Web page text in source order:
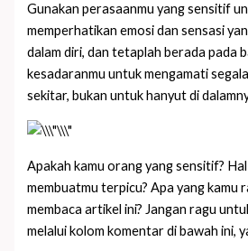
Gunakan perasaanmu yang sensitif
memperhatikan emosi dan sensasi
dalam diri, dan tetaplah berada pada
kesadaranmu untuk mengamati
sekitar, bukan untuk hanyut di
Apakah kamu orang yang sensitif?
membuatmu terpicu? Apa yang kamu
membaca artikel ini? Jangan ragu
melalui kolom komentar di bawah ini,